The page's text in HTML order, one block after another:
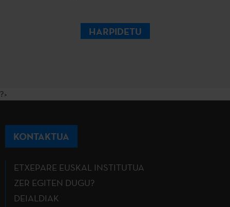
HARPIDETU
?>
KONTAKTUA
ETXEPARE EUSKAL INSTITUTUA
ZER EGITEN DUGU?
DEIALDIAK